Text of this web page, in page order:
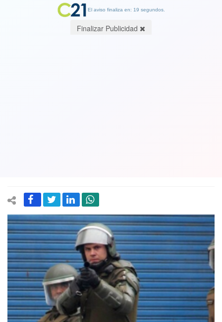
El aviso finaliza en: 19 segundos.
Finalizar Publicidad